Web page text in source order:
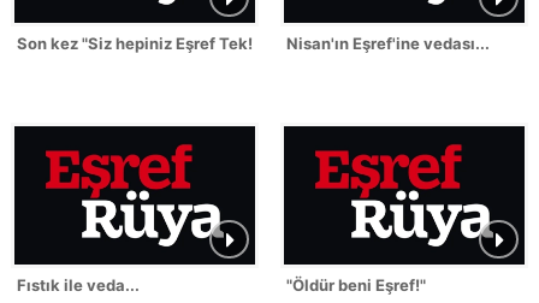
Son kez "Siz hepiniz Eşref Tek!" Nisan'ın Eşref'ine vedası...
Fıstık ile veda... "Öldür beni Eşref!"